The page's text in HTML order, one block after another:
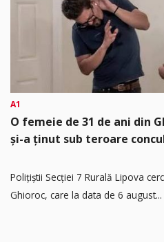
A1
O femeie de 31 de ani din
și-a ținut sub teroare
​Polițiștii Secției 7 Rurală Lipova
Ghioroc, care la data de 6 august...